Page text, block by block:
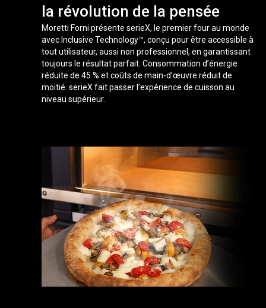
la révolution de la pensée
Moretti Forni présente serieX, le premier four au monde
avec Inclusive Technology™, conçu pour être accessible à
tout utilisateur, aussi non professionnel, en garantissant
toujours le résultat parfait. Consommation d’énergie
réduite de 45 % et coûts de main-d’œuvre réduit de
moitié. serieX fait passer l’expérience de cuisson au
niveau supérieur.